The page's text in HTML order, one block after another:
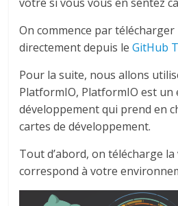
On commence par
directement depuis leGitHub
Pour la suite, nous allons
PlatformIO, PlatformIO est un
développement qui prend en
cartes de développement.
Tout d’abord, on télécharge la
correspond à votre